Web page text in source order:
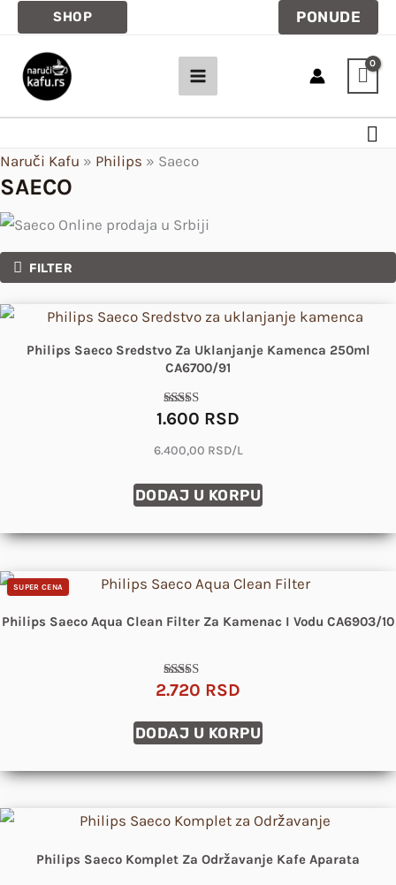
sadržaj
SHOP PONUDE
Naruči Kafu » Philips » Saeco
SAECO
FILTER
Philips Saeco Sredstvo Za Uklanjanje Kamenca 250ml
CA6700/91
Ocenjeno sa
5.00
1.600 RSD
6.400,00 RSD/L
DODAJ U KORPU
SUPER CENA
Philips Saeco Aqua Clean Filter Za Kamenac I Vodu CA6903/10
Ocenjeno
sa
od 5
2.720 RSD
DODAJ U KORPU
Philips Saeco Komplet Za Održavanje Kafe Aparata